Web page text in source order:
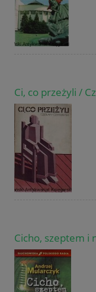
Ci, co przeżyli /
Cicho, szeptem i